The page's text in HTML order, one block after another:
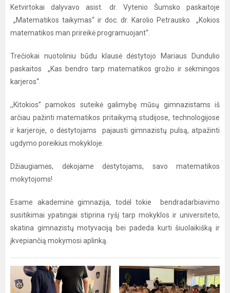
Ketvirtokai dalyvavo asist. dr. Vytenio Šumsko paskaitoje
„Matematikos taikymas“ ir doc. dr. Karolio Petrausko „Kokios
matematikos man prireikė programuojant“.
Trečiokai nuotoliniu būdu klausė dėstytojo Mariaus Dundulio
paskaitos „Kas bendro tarp matematikos grožio ir sėkmingos
karjeros“.
,,Kitokios” pamokos suteikė galimybę mūsų gimnazistams iš
arčiau pažinti matematikos pritaikymą studijose, technologijose
ir karjeroje, o dėstytojams pajausti gimnazistų pulsą, atpažinti
ugdymo poreikius mokykloje.
Džiaugiamės, dėkojame dėstytojams, savo matematikos
mokytojoms!
Esame akademinė gimnazija, todėl tokie bendradarbiavimo
susitikimai ypatingai stiprina ryšį tarp mokyklos ir universiteto,
skatina gimnazistų motyvaciją bei padeda kurti šiuolaikišką ir
įkvepiančią mokymosi aplinką.